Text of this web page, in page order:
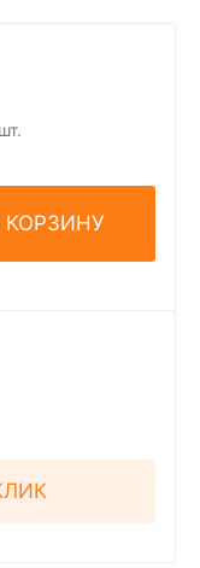
КОРЗИНУ